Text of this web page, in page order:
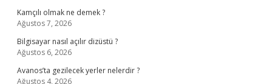
Kamçılı olmak ne demek ?
Ağustos 7, 2026
Bilgisayar nasıl açılır dizüstü ?
Ağustos 6, 2026
Avanos’ta gezilecek yerler nelerdir ?
Ağustos 4, 2026